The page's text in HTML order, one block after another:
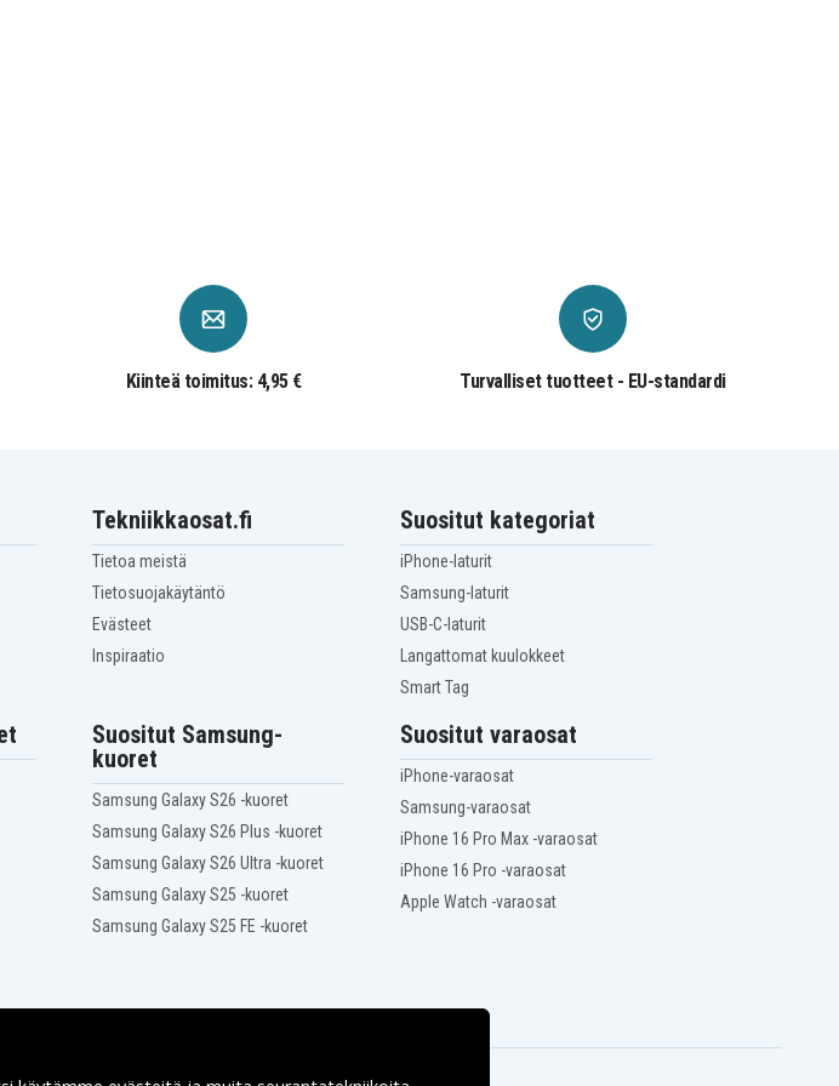
Kiinteä toimitus: 4,95 € Turvalliset tuotteet - EU-standardi
Tekniikkaosat.fi
Tietoa meistä
Tietosuojakäytäntö
Evästeet
Inspiraatio
Suositut kategoriat
iPhone-laturit
Samsung-laturit
USB-C-laturit
Langattomat kuulokkeet
Smart Tag
Suositut Samsung-
kuoret
Samsung Galaxy S26 -kuoret
Samsung Galaxy S26 Plus -kuoret
Samsung Galaxy S26 Ultra -kuoret
Samsung Galaxy S25 -kuoret
Samsung Galaxy S25 FE -kuoret
Suositut varaosat
iPhone-varaosat
Samsung-varaosat
iPhone 16 Pro Max -varaosat
iPhone 16 Pro -varaosat
Apple Watch -varaosat